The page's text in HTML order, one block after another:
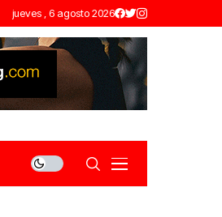
jueves , 6 agosto 2026